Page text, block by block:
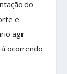
do
e
agir
ocorrendo